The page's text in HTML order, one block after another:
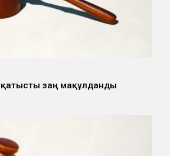
заң мақұлданды